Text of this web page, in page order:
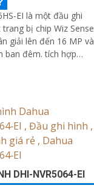
EI là một đầu ghi
bị chip Wiz Sense
giải lên đến 16 MP và
đêm. tích hợp
DHI-NVR5064-EI